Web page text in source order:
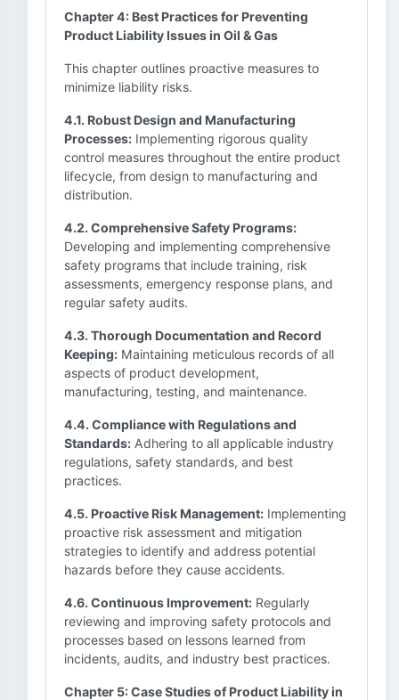
Chapter 4: Best Practices for Preventing
Product Liability Issues in Oil & Gas
This chapter outlines proactive measures to
minimize liability risks.
4.1. Robust Design and Manufacturing
Processes: Implementing rigorous quality
control measures throughout the entire product
lifecycle, from design to manufacturing and
distribution.
4.2. Comprehensive Safety Programs:
Developing and implementing comprehensive
safety programs that include training, risk
assessments, emergency response plans, and
regular safety audits.
4.3. Thorough Documentation and Record
Keeping: Maintaining meticulous records of all
aspects of product development,
manufacturing, testing, and maintenance.
4.4. Compliance with Regulations and
Standards: Adhering to all applicable industry
regulations, safety standards, and best
practices.
4.5. Proactive Risk Management: Implementing
proactive risk assessment and mitigation
strategies to identify and address potential
hazards before they cause accidents.
4.6. Continuous Improvement: Regularly
reviewing and improving safety protocols and
processes based on lessons learned from
incidents, audits, and industry best practices.
Chapter 5: Case Studies of Product Liability in